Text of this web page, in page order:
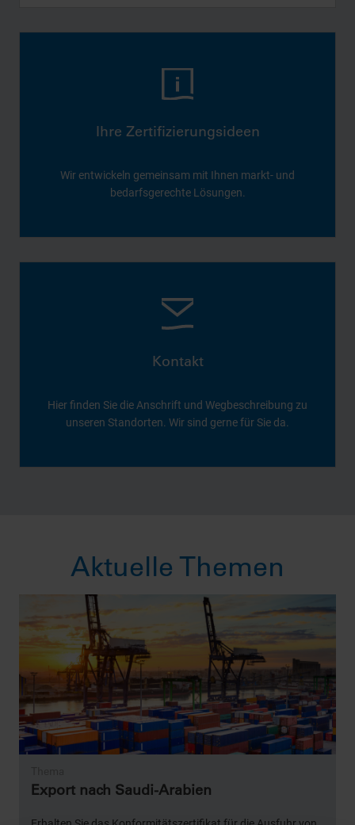
Ihre Zertifizierungsideen
Wir entwickeln gemeinsam mit Ihnen markt- und
bedarfsgerechte Lösungen.
Kontakt
Hier finden Sie die Anschrift und Wegbeschreibung zu
unseren Standorten. Wir sind gerne für Sie da.
Aktuelle Themen
Export nach Saudi-Arabien